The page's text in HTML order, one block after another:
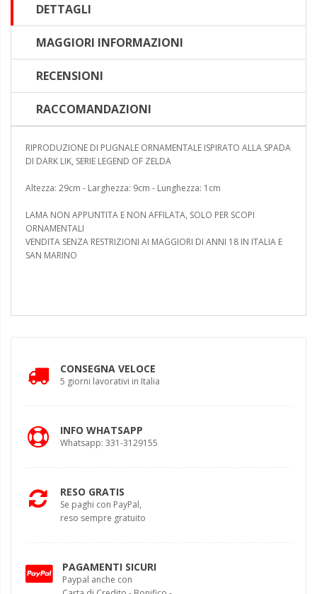
DETTAGLI
MAGGIORI INFORMAZIONI
RECENSIONI
RACCOMANDAZIONI
RIPRODUZIONE DI PUGNALE ORNAMENTALE ISPIRATO ALLA SPADA
DI DARK LIK, SERIE LEGEND OF ZELDA
Altezza: 29cm - Larghezza: 9cm - Lunghezza: 1cm
LAMA NON APPUNTITA E NON AFFILATA, SOLO PER SCOPI
ORNAMENTALI
VENDITA SENZA RESTRIZIONI AI MAGGIORI DI ANNI 18 IN ITALIA E
SAN MARINO
CONSEGNA VELOCE
5 giorni lavorativi in Italia
INFO WHATSAPP
Whatsapp: 331-3129155
RESO GRATIS
Se paghi con PayPal,
reso sempre gratuito
PAGAMENTI SICURI
Paypal anche con